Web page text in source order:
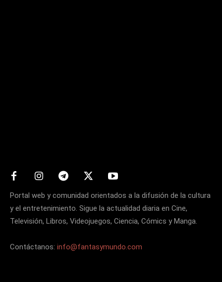
Portal web y comunidad orientados a la difusión de la cultura
y el entretenimiento. Sigue la actualidad diaria en Cine,
Televisión, Libros, Videojuegos, Ciencia, Cómics y Manga.
Contáctanos: info@fantasymundo.com